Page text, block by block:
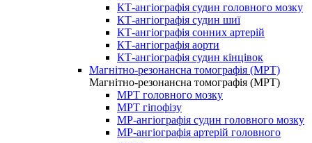
КТ-ангіографія судин головного мозку
КТ-ангіографія судин шиї
КТ-ангіографія сонних артерій
КТ-ангіографія аорти
КТ-ангіографія судин кінцівок
Магнітно-резонансна томографія (МРТ)
Магнітно-резонансна томографія (МРТ)
МРТ головного мозку
МРТ гіпофізу
МР-ангіографія судин головного мозку
МР-ангіографія артерій головного